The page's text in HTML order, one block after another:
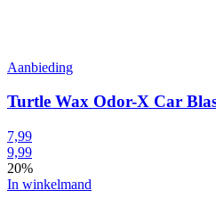
Aanbieding
Turtle Wax Odor-X Car
7,99
9,99
20%
In winkelmand